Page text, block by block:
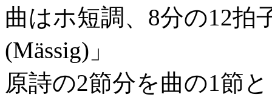
曲はホ短調、8分の12拍
(Mässig)」
原詩の2節分を曲の1節